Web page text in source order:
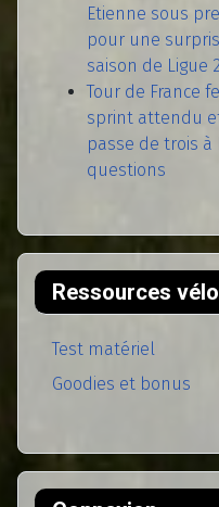
Etienne sous
pour une
saison de Ligue
Tour de France
sprint attendu
passe de trois à
questions
Ressources
Test matériel
Goodies et bonus